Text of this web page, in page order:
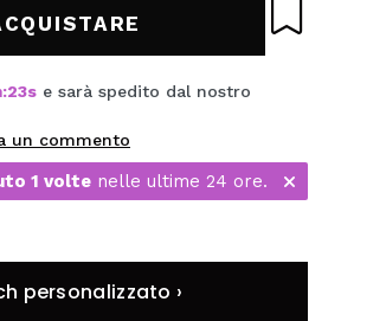
:23s e sarà spedito dal nostro
un commento
1 volte nelle ultime 24 ore.
personalizzato ›